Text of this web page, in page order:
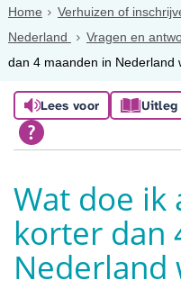
Home Verhuizen of
Nederland
Vragen en
dan 4 maanden in Nederland
Lees voor Uitleg
Wat doe ik
korter dan
Nederland